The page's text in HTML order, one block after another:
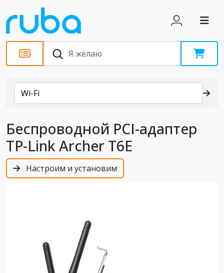
Каталог
Wi-Fi
Беспроводной PCI-адаптер
TP-Link Archer T6E
Настроим и установим